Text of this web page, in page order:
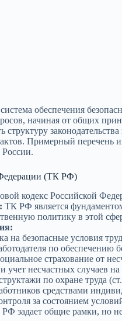
обеспечения
начиная от общих
Примерный перечень
России.
Федерации (ТК РФ)
кодекс Российской
ТК РФ является
политику в этой
на безопасные условия
по обеспечению
страхование от
учет несчастных случаев
по охране труда
средствами
за состоянием
задает общие рамки, но